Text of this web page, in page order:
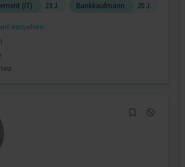
(IT)
23 J. Bankkaufmann 20 J.
einsehen